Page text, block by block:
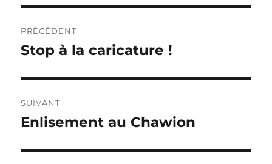
de
PRÉCÉDENT
Publication
Stop à la caricature !
SUIVANT
Publication
Enlisement au Chawion